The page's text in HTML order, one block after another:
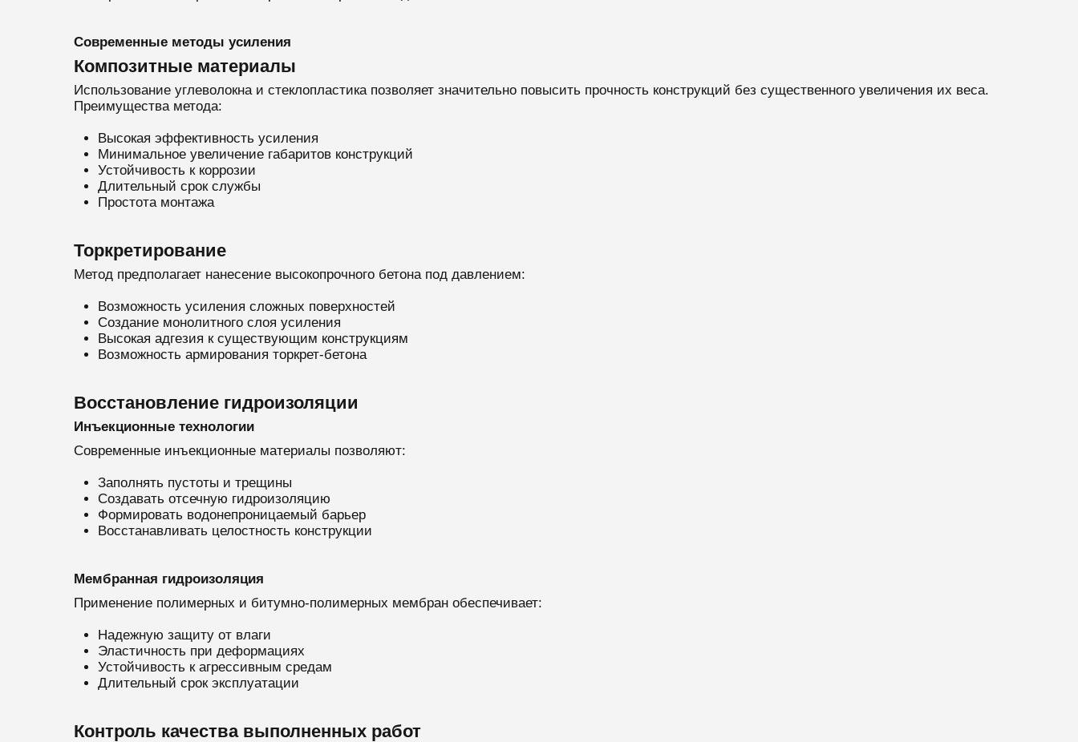
Современные методы усиления
Композитные материалы
Использование углеволокна и стеклопластика позволяет значительно повысить прочность конструкций без существенного увеличения их веса.
Преимущества метода:
Высокая эффективность усиления
Минимальное увеличение габаритов конструкций
Устойчивость к коррозии
Длительный срок службы
Простота монтажа
Торкретирование
Метод предполагает нанесение высокопрочного бетона под давлением:
Возможность усиления сложных поверхностей
Создание монолитного слоя усиления
Высокая адгезия к существующим конструкциям
Возможность армирования торкрет-бетона
Восстановление гидроизоляции
Инъекционные технологии
Современные инъекционные материалы позволяют:
Заполнять пустоты и трещины
Создавать отсечную гидроизоляцию
Формировать водонепроницаемый барьер
Восстанавливать целостность конструкции
Мембранная гидроизоляция
Применение полимерных и битумно-полимерных мембран обеспечивает:
Надежную защиту от влаги
Эластичность при деформациях
Устойчивость к агрессивным средам
Длительный срок эксплуатации
Контроль качества выполненных работ